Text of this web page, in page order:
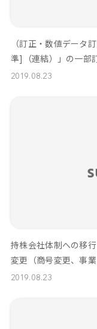
（訂正・数値デー
準]（連結）」の一部
2019.08.23
持株会社体制への移
変更（商号変更、事
2019.08.23